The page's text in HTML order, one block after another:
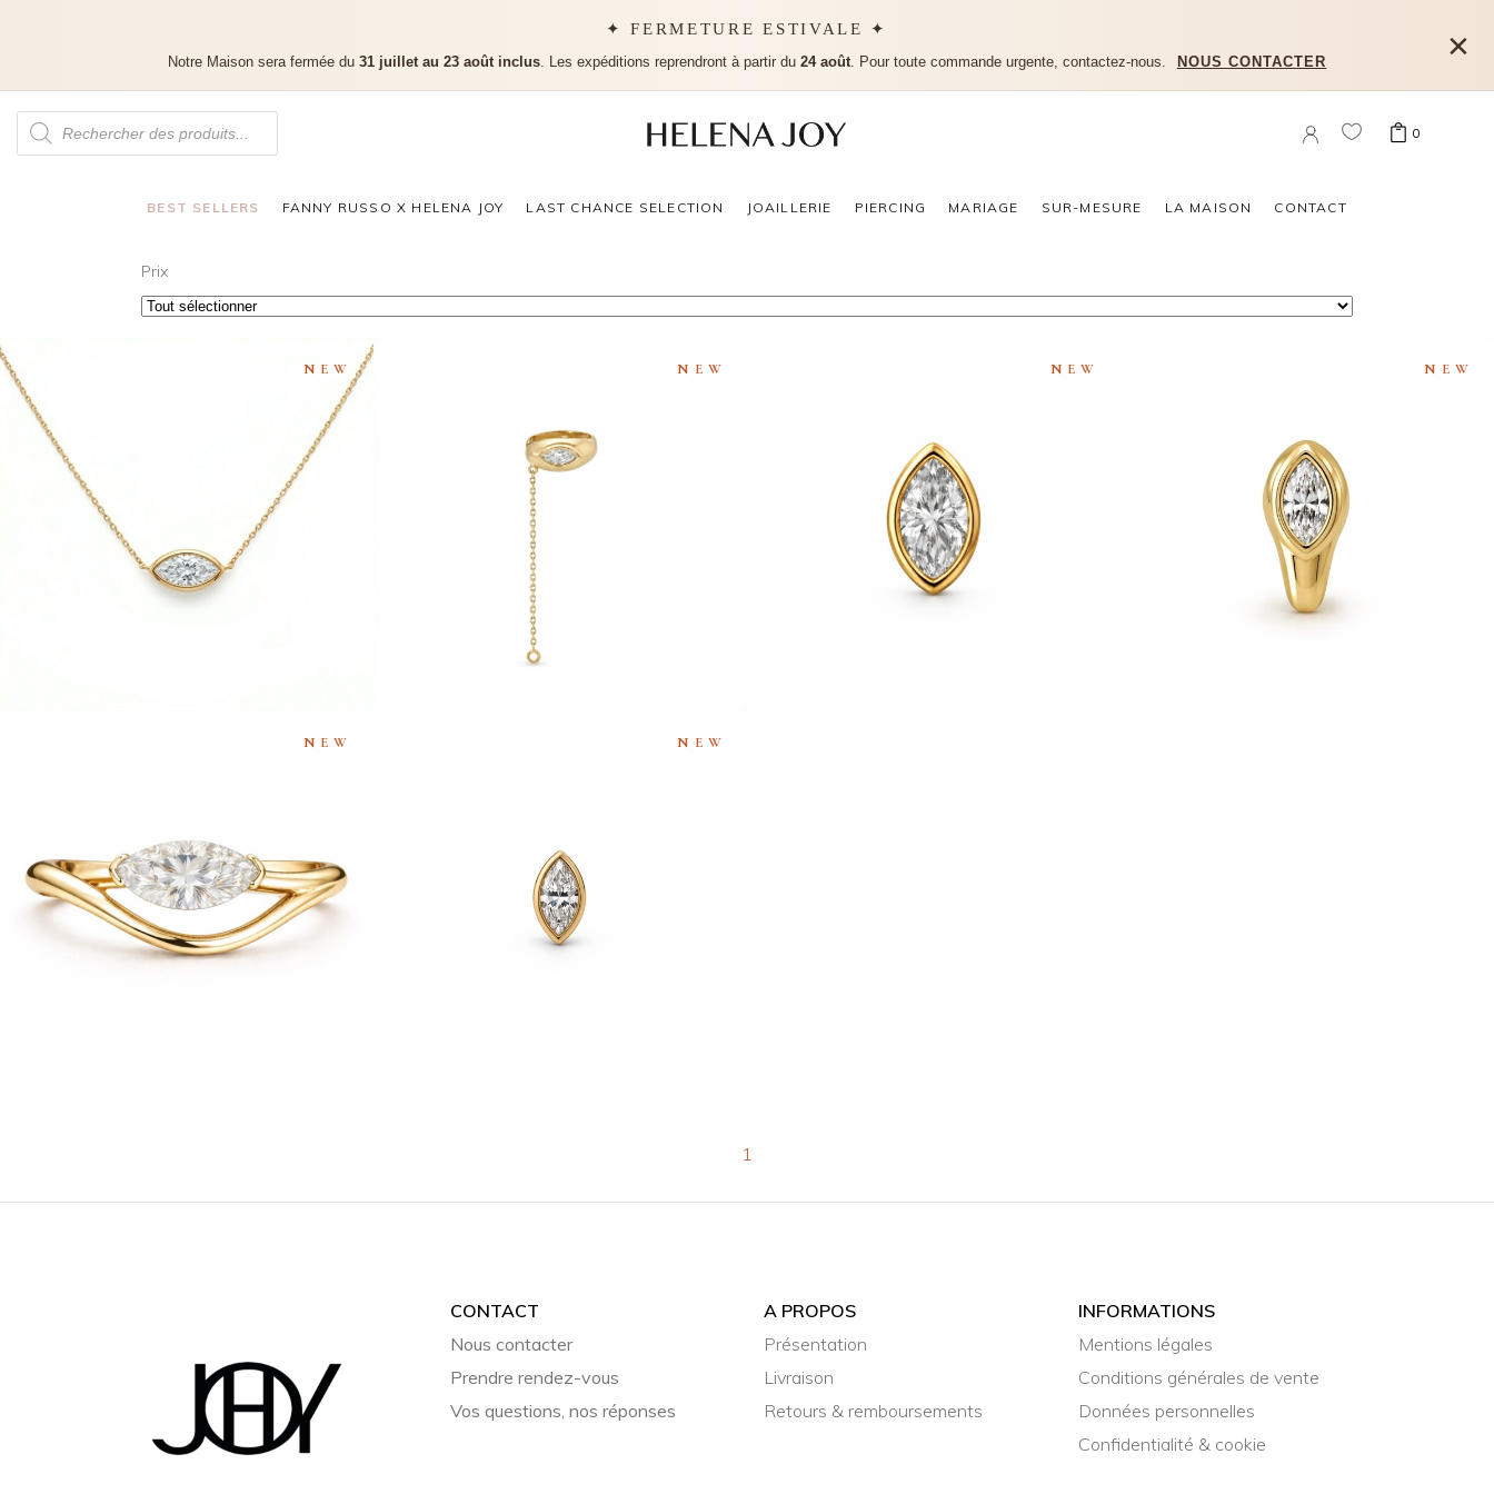
✦ FERMETURE ESTIVALE ✦
Notre Maison sera fermée du 31 juillet au 23 août inclus. Les expéditions reprendront à partir du 24 août. Pour toute commande urgente, contactez-nous. NOUS CONTACTER ×
0
BEST SELLERS FANNY RUSSO X HELENA JOY LAST CHANCE SELECTION JOAILLERIE PIERCING MARIAGE SUR-MESURE LA MAISON CONTACT
Prix
NEW
COLLIER MARQUISE CLOS
NEW
EAR CUFF MARQUISE CLOS
€
NEW
PUCE D’OREILLE MARQUISE CLOS GM
€740
NEW
BOUCLE D’OREILLE IRIS HOPE
MARQUISE CLOS
€990
NEW
BAGUE IRIS WAVE MARQUISE
€1,590–€1,890
NEW
PUCE D’OREILLE MARQUISE CLOS PM
€570
1
CONTACT
Nous contacter
Prendre rendez-vous
Vos questions, nos réponses
A PROPOS
Présentation
Livraison
Retours & remboursements
INFORMATIONS
Mentions légales
Conditions générales de vente
Données personnelles
Confidentialité & cookie